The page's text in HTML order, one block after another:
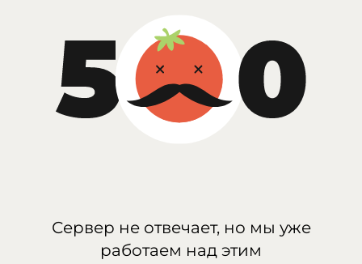
Сервер не отвечает, но мы уже
работаем над этим